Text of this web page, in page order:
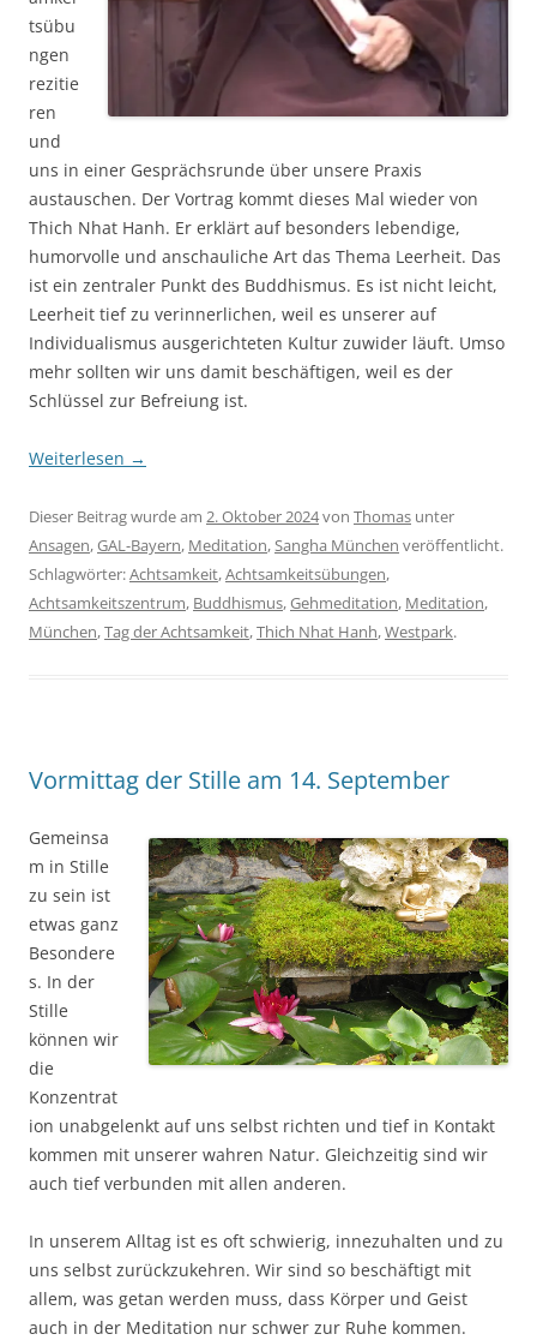
tsübu
ngen
rezitie
ren
und
uns in einer Gesprächsrunde über unsere Praxis
austauschen. Der Vortrag kommt dieses Mal wieder von
Thich Nhat Hanh. Er erklärt auf besonders lebendige,
humorvolle und anschauliche Art das Thema Leerheit. Das
ist ein zentraler Punkt des Buddhismus. Es ist nicht leicht,
Leerheit tief zu verinnerlichen, weil es unserer auf
Individualismus ausgerichteten Kultur zuwider läuft. Umso
mehr sollten wir uns damit beschäftigen, weil es der
Schlüssel zur Befreiung ist.
Weiterlesen →
Dieser Beitrag wurde am 2. Oktober 2024von Thomas unter
Ansagen,GAL-Bayern, Meditation,Sangha München veröffentlicht.
Schlagwörter:Achtsamkeit,Achtsamkeitsübungen,
Achtsamkeitszentrum, Buddhismus,Gehmeditation, Meditation,
München,Tag der Achtsamkeit,Thich Nhat Hanh,Westpark.
Vormittag der Stille am 14. September
Gemeinsa
m in Stille
zu sein ist
etwas ganz
Besondere
s. In der
Stille
können wir
die
Konzentrat
ion unabgelenkt auf uns selbst richten und tief in Kontakt
kommen mit unserer wahren Natur. Gleichzeitig sind wir
auch tief verbunden mit allen anderen.
In unserem Alltag ist es oft schwierig, innezuhalten und zu
uns selbst zurückzukehren. Wir sind so beschäftigt mit
allem, was getan werden muss, dass Körper und Geist
auch in der Meditation nur schwer zur Ruhe kommen.